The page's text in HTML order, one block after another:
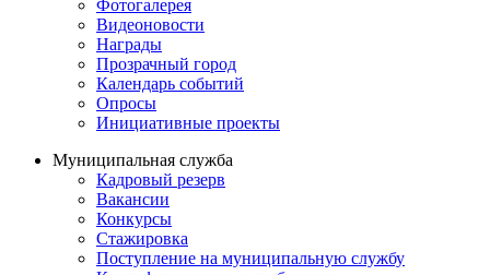
Фотогалерея
Видеоновости
Награды
Прозрачный город
Календарь событий
Опросы
Инициативные проекты
Муниципальная служба
Кадровый резерв
Вакансии
Конкурсы
Стажировка
Поступление на муниципальную службу